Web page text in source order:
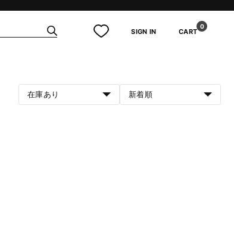
SIGN IN CART
0
在庫あり 新着順